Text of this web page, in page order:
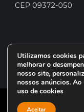
CEP 09372-050
© 2024 – Vorax
Utilizamos cookies
melhorar o
nosso site,
nossos anúncios.
uso de cookies
Aceitar